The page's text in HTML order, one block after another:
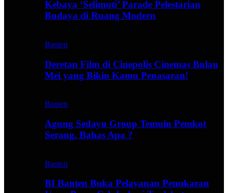
Kebaya ‘Selimuti’ Parade Pelestarian
Budaya di Ruang Modern
Banten
Deretan Film di Cinepolis Cinemas Bulan
Mei yang Bikin Kamu Penasaran!
Banten
Agung Sedayu Group Temuin Pemkot
Serang, Bahas Apa ?
Banten
BI Banten Buka Pelayanan Penukaran